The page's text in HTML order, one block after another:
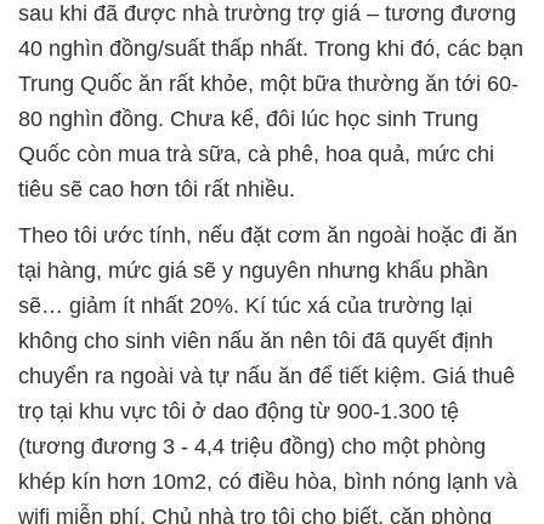
sau khi đã được nhà trường trợ giá – tương đương
40 nghìn đồng/suất thấp nhất. Trong khi đó, các bạn
Trung Quốc ăn rất khỏe, một bữa thường ăn tới 60-
80 nghìn đồng. Chưa kể, đôi lúc học sinh Trung
Quốc còn mua trà sữa, cà phê, hoa quả, mức chi
tiêu sẽ cao hơn tôi rất nhiều.
Theo tôi ước tính, nếu đặt cơm ăn ngoài hoặc đi ăn
tại hàng, mức giá sẽ y nguyên nhưng khẩu phần
sẽ… giảm ít nhất 20%. Kí túc xá của trường lại
không cho sinh viên nấu ăn nên tôi đã quyết định
chuyển ra ngoài và tự nấu ăn để tiết kiệm. Giá thuê
trọ tại khu vực tôi ở dao động từ 900-1.300 tệ
(tương đương 3 - 4,4 triệu đồng) cho một phòng
khép kín hơn 10m2, có điều hòa, bình nóng lạnh và
wifi miễn phí. Chủ nhà trọ tôi cho biết, căn phòng